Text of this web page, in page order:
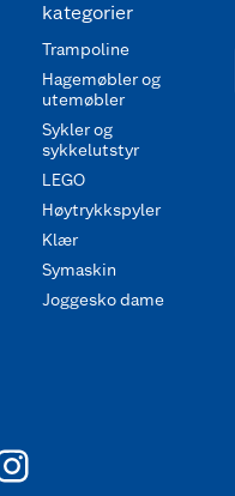
kategorier
Trampoline
Hagemøbler og
utemøbler
Sykler og
sykkelutstyr
LEGO
Høytrykkspyler
Klær
Symaskin
Joggesko dame